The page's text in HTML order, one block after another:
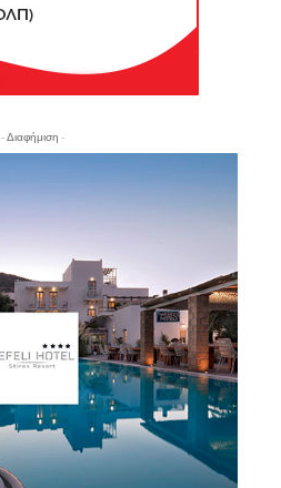
- Διαφήμιση -